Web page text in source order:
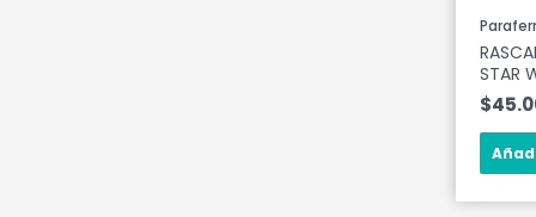
STAR
$